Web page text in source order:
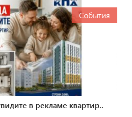
События
в рекламе квартир..